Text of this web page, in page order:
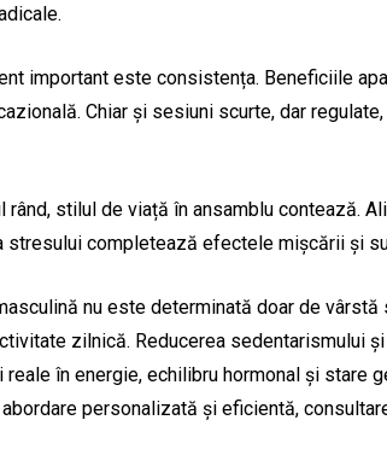
important este consistența. Beneficiile
Chiar și sesiuni scurte, dar
rând, stilul de viață în ansamblu contează.
stresului completează efectele mișcării și
nu este determinată doar de
zilnică. Reducerea sedentarismului
reale în energie, echilibru hormonal și stare
abordare personalizată și eficientă,